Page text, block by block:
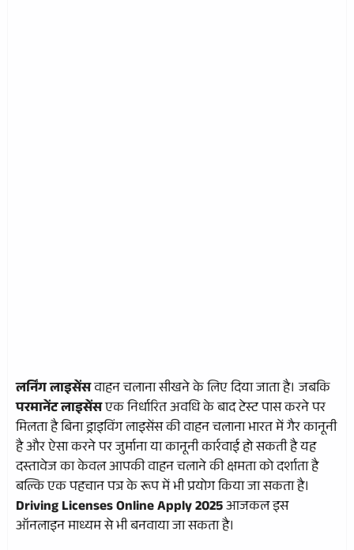
लर्निंग लाइसेंसवाहन चलाना सीखने के लिए दिया जाता है। जबकि
परमानेंट लाइसेंसएक निर्धारित अवधि के बाद टेस्ट पास करने पर
मिलता है बिना ड्राइविंग लाइसेंस की वाहन चलाना भारत में गैर कानूनी
है और ऐसा करने पर जुर्माना या कानूनी कार्रवाई हो सकती है यह
दस्तावेज का केवल आपकी वाहन चलाने की क्षमता को दर्शाता है
बल्कि एक पहचान पत्र के रूप में भी प्रयोग किया जा सकता है।
Driving Licenses Online Apply 2025आजकल इस
ऑनलाइन माध्यम से भी बनवाया जा सकता है।